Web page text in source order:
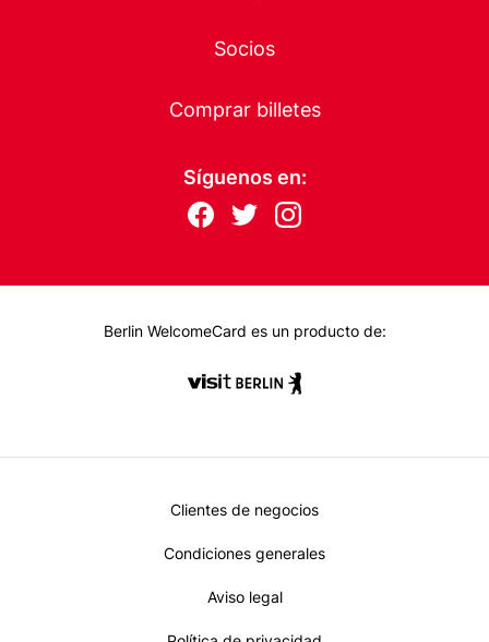
Socios
Comprar billetes
Síguenos en:
FollowF
T
Berlin WelcomeCard es un producto de:
Metanavi
Footer
Clientes de negocios
Condiciones generales
Aviso legal